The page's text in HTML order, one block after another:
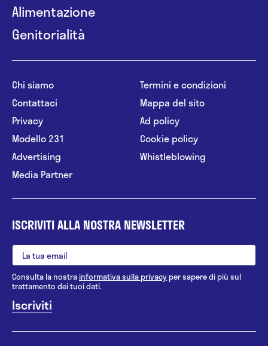
Alimentazione
Genitorialità
Chi siamo
Contattaci
Privacy
Modello 231
Advertising
Media Partner
Termini e condizioni
Mappa del sito
Ad policy
Cookie policy
Whistleblowing
ISCRIVITI ALLA NOSTRA NEWSLETTER
Consulta la nostrainformativa sulla privacy per sapere di più sul
trattamento dei tuoi dati.